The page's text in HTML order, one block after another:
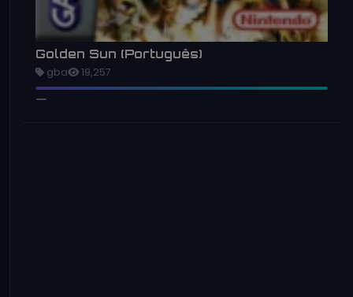
Golden Sun (Português)
gba 19,257